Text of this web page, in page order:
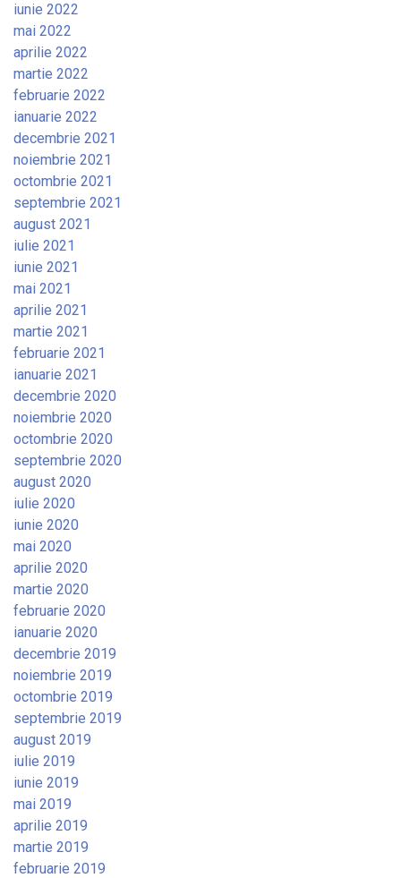
iunie 2022
mai 2022
aprilie 2022
martie 2022
februarie 2022
ianuarie 2022
decembrie 2021
noiembrie 2021
octombrie 2021
septembrie 2021
august 2021
iulie 2021
iunie 2021
mai 2021
aprilie 2021
martie 2021
februarie 2021
ianuarie 2021
decembrie 2020
noiembrie 2020
octombrie 2020
septembrie 2020
august 2020
iulie 2020
iunie 2020
mai 2020
aprilie 2020
martie 2020
februarie 2020
ianuarie 2020
decembrie 2019
noiembrie 2019
octombrie 2019
septembrie 2019
august 2019
iulie 2019
iunie 2019
mai 2019
aprilie 2019
martie 2019
februarie 2019